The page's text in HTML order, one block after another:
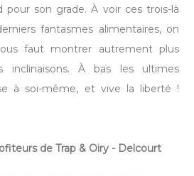
son grade. À voir ces trois-là
fantasmes alimentaires, on
faut montrer autrement plus
inclinaisons. À bas les ultimes
à soi-même, et vive la liberté !
de Trap & Oiry - Delcourt